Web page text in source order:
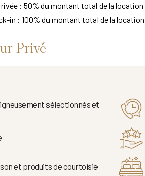
: 50% du montant total de la location
in : 100% du montant total de la location
Privé
sélectionnés et
et produits de courtoisie